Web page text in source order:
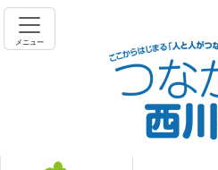
メニュー